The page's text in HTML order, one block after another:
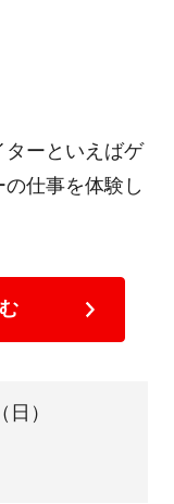
ーといえばゲ
仕事を体験し
）